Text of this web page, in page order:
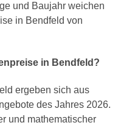
und Baujahr weichen
in Bendfeld von
in Bendfeld?
ergeben sich aus
des Jahres 2026.
und mathematischer